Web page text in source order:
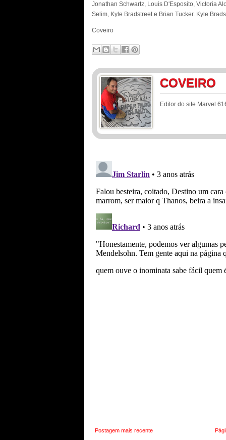
Jonathan Schwartz, Louis D'Esposito, Victoria
Selim, Kyle Bradstreet e Brian Tucker. Kyle
Coveiro
COVEIRO
Editor do site Marvel
Postagem mais recente